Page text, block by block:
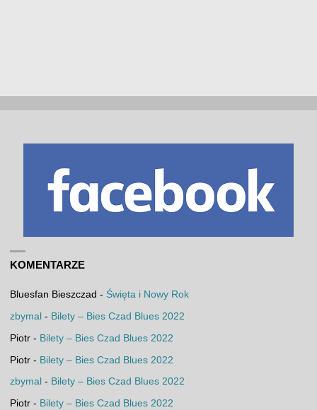
KOMENTARZE
Bluesfan Bieszczad - Święta i Nowy Rok
zbymal - Bilety – Bies Czad Blues 2022
Piotr- Bilety – Bies Czad Blues 2022
Piotr- Bilety – Bies Czad Blues 2022
zbymal - Bilety – Bies Czad Blues 2022
Piotr- Bilety – Bies Czad Blues 2022